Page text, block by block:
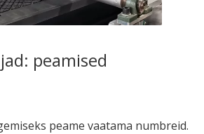
peamised
peame vaatama numbreid.